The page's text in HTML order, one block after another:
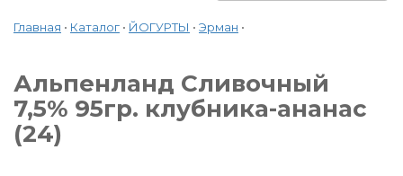
Главная • Каталог • ЙОГУРТЫ • Эрман •
Альпенланд Сливочный
7,5% 95гр. клубника-ананас
(24)